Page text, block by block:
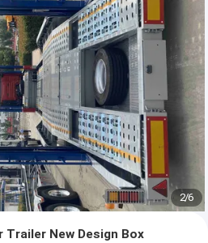
2/6
Trailer New Design Box